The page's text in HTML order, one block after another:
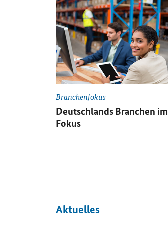
Branchenfokus
Deutschlands Branchen im
Fokus
Öffnet Einzelsicht
Aktuelles